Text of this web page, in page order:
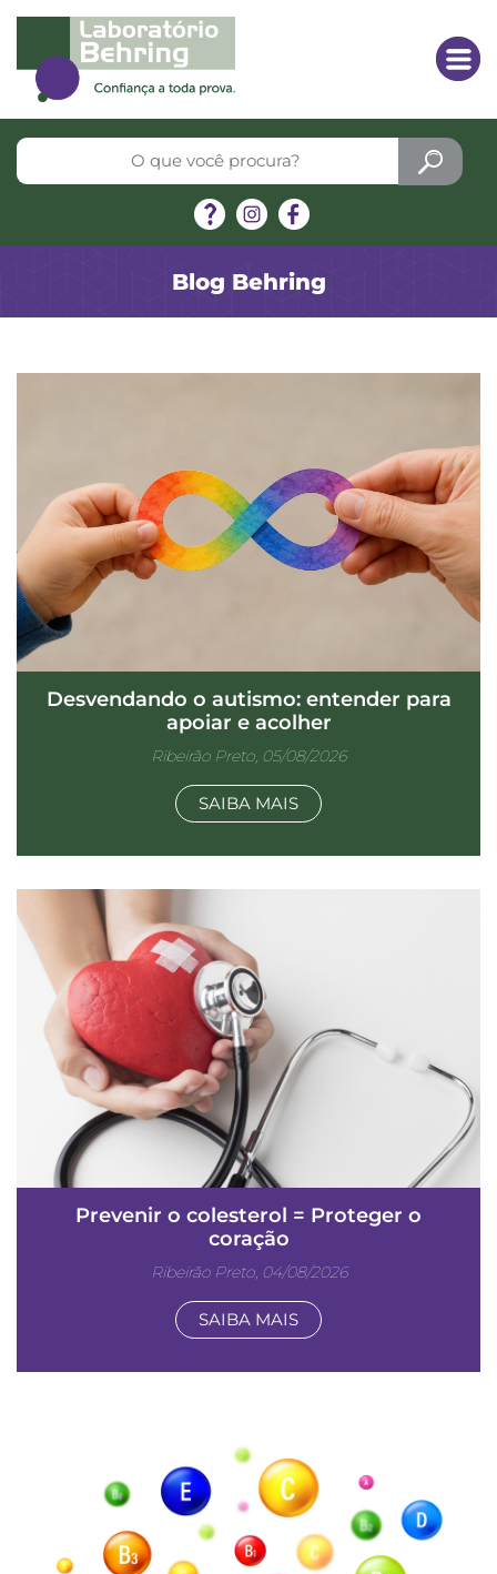
Blog Behring
Desvendando o autismo: entender para
apoiar e acolher
Ribeirão Preto, 05/08/2026
SAIBA MAIS
Prevenir o colesterol = Proteger o
coração
Ribeirão Preto, 04/08/2026
SAIBA MAIS